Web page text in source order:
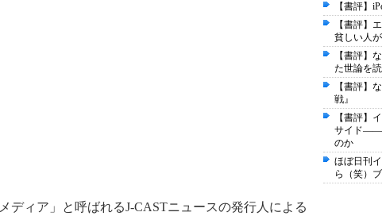
ディア」と呼ばれるJ-CASTニュースの発行人による
【書評】
【書評】
貧しい人が
【書評】
た世論を
【書評】
戦』
【書評】
サイド――
のか
ほぼ日刊
ら（笑）